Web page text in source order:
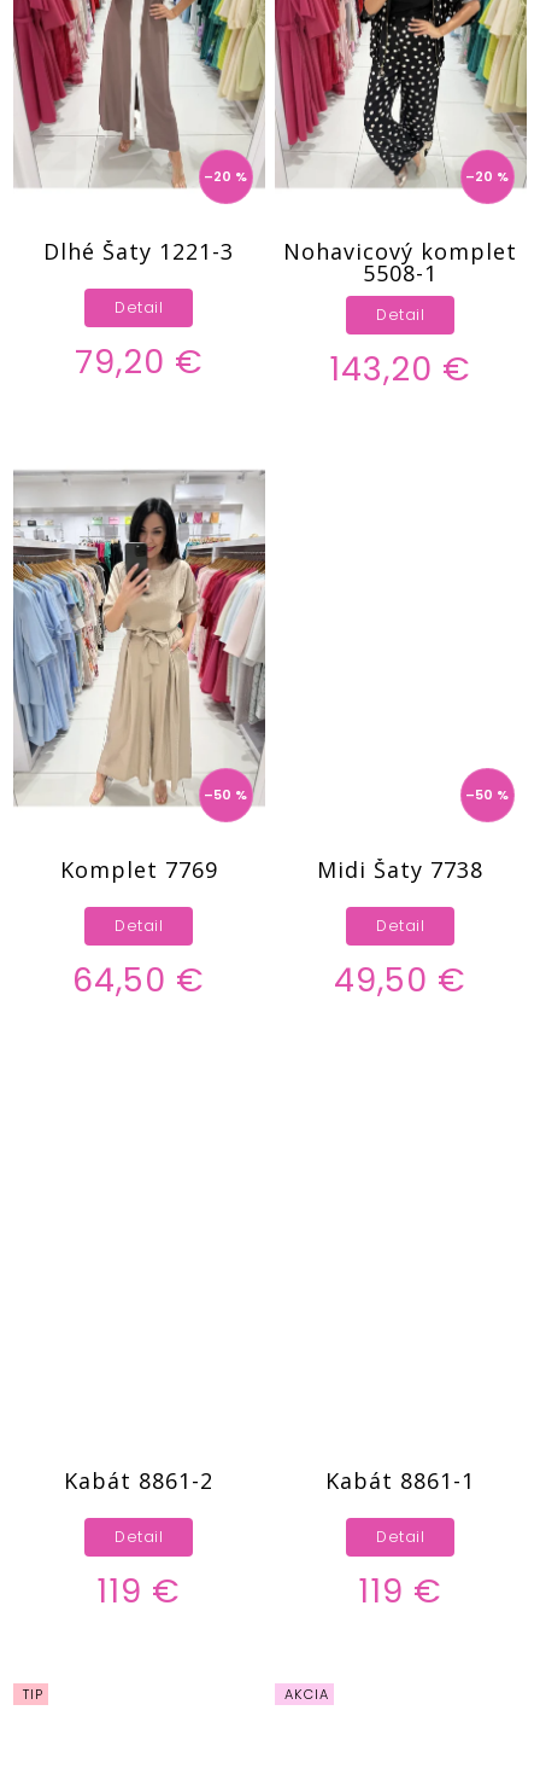
–20 %
Dlhé Šaty 1221-3
79,20 €
Detail
–20 %
Nohavicový komplet
5508-1
143,20 €
Detail
–50 %
Komplet 7769
64,50 €
Detail
–50 %
Midi Šaty 7738
49,50 €
Detail
Kabát 8861-2
119 €
Detail
Kabát 8861-1
119 €
Detail
TIP AKCIA